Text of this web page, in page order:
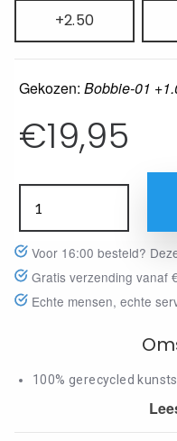
+2.50
Gekozen: Bobbie-01
€19,95
Voor 16:00 besteld?
Gratis verzending vanaf
Echte mensen, echte
100% gerecycled